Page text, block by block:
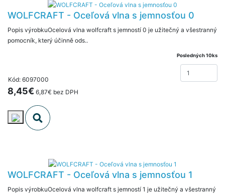
WOLFCRAFT - Oceľová vlna s jemnosťou 0
Popis výrobkuOcelová vlna wolfcraft s jemností 0 je užitečný a všestranný
pomocník, který účinně ods..
Kód: 6097000
Posledných 10ks
8,45€ 6,87€ bez DPH
WOLFCRAFT - Oceľová vlna s jemnosťou 1
Popis výrobkuOcelová vlna wolfcraft s jemností 1 je užitečný a všestranný